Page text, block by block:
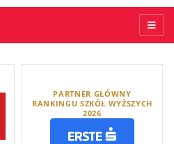
GŁÓWNA
AKADEMICKIE
ZAWODOWE
PARTNER GŁÓWNY
RANKINGU SZKÓŁ WYŻSZYCH
2026